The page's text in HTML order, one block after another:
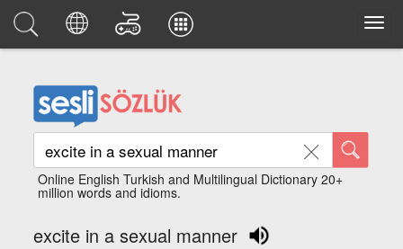
Online English Turkish and Multilingual Dictionary 20+
million words and idioms.
excite in a sexual manner